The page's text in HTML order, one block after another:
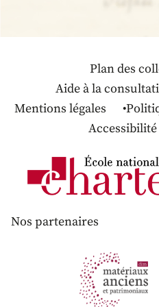
Plan des
Aide à la
Mentions légales
Accessibilité
Nos partenaires